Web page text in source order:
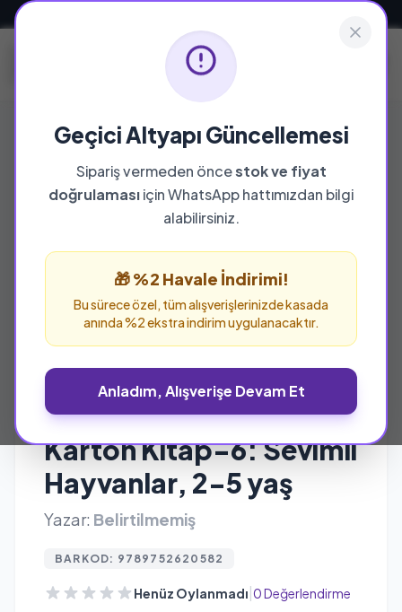
Geçici Altyapı Güncellemesi
Sipariş vermeden öncestok ve fiyat
doğrulamasıiçin WhatsApp hattımızdan bilgi
alabilirsiniz.
🎁 %2 Havale İndirimi!
Bu sürece özel, tüm alışverişlerinizde kasada
anında %2 ekstra indirim uygulanacaktır.
Anladım, Alışverişe Devam Et
UYSAL YAYINEVI
Karton Kitap-6: Sevimli
Hayvanlar, 2-5 yaş
Yazar: Belirtilmemiş
BARKOD: 9789752620582
Henüz Oylanmadı 0 Değerlendirme